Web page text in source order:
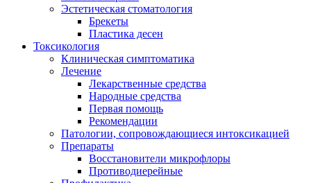
Эстетическая стоматология
Брекеты
Пластика десен
Токсикология
Клиническая симптоматика
Лечение
Лекарственные средства
Народные средства
Первая помощь
Рекомендации
Патологии, сопровождающиеся интоксикацией
Препараты
Восстановители микрофлоры
Противодиерейные